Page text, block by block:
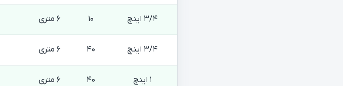
3/4 اینچ 10 6 متری
3/4 اینچ 40 6 متری
1 اینچ 40 6 متری